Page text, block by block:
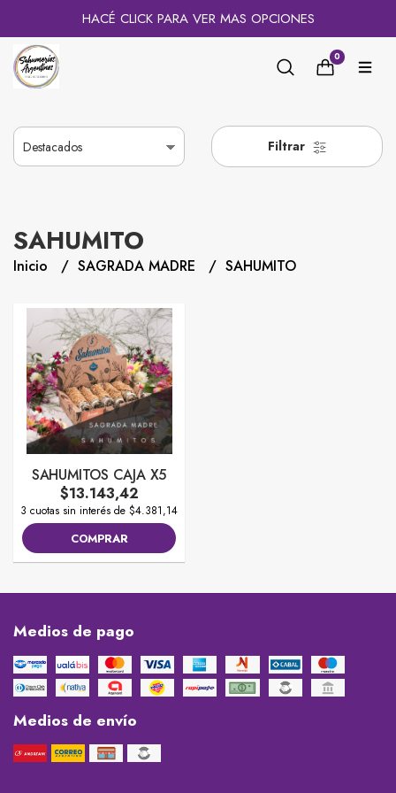
HACÉ CLICK PARA VER MAS OPCIONES
0
Filtrar
SAHUMITO
Inicio SAGRADA MADRE SAHUMITO
SAHUMITOS CAJA X5
$13.143,42
3 cuotas sin interés de $4.381,14
COMPRAR
Medios de pago
Medios de envío